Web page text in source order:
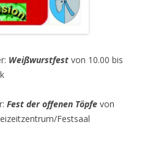
Weißwurstfest von 10.00 bis
Fest der offenen Töpfe von
Festsaal